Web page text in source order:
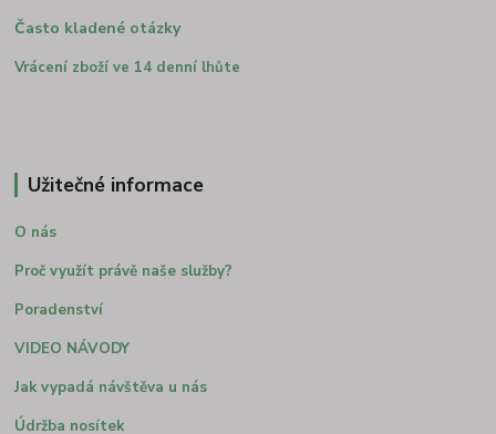
Často kladené otázky
Vrácení zboží ve 14 denní lhůte
Užitečné informace
O nás
Proč využít právě naše služby?
Poradenství
VIDEO NÁVODY
Jak vypadá návštěva u nás
Údržba nosítek